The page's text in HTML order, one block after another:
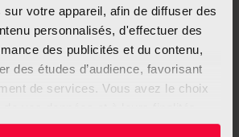
votre appareil, afin de diffuser des
personnalisés, d'effectuer des
des publicités et du contenu,
des études d’audience, favorisant
de services. Vous avez le choix
ou retirer votre consentement à
de bien surveiller
consulter un médecin en